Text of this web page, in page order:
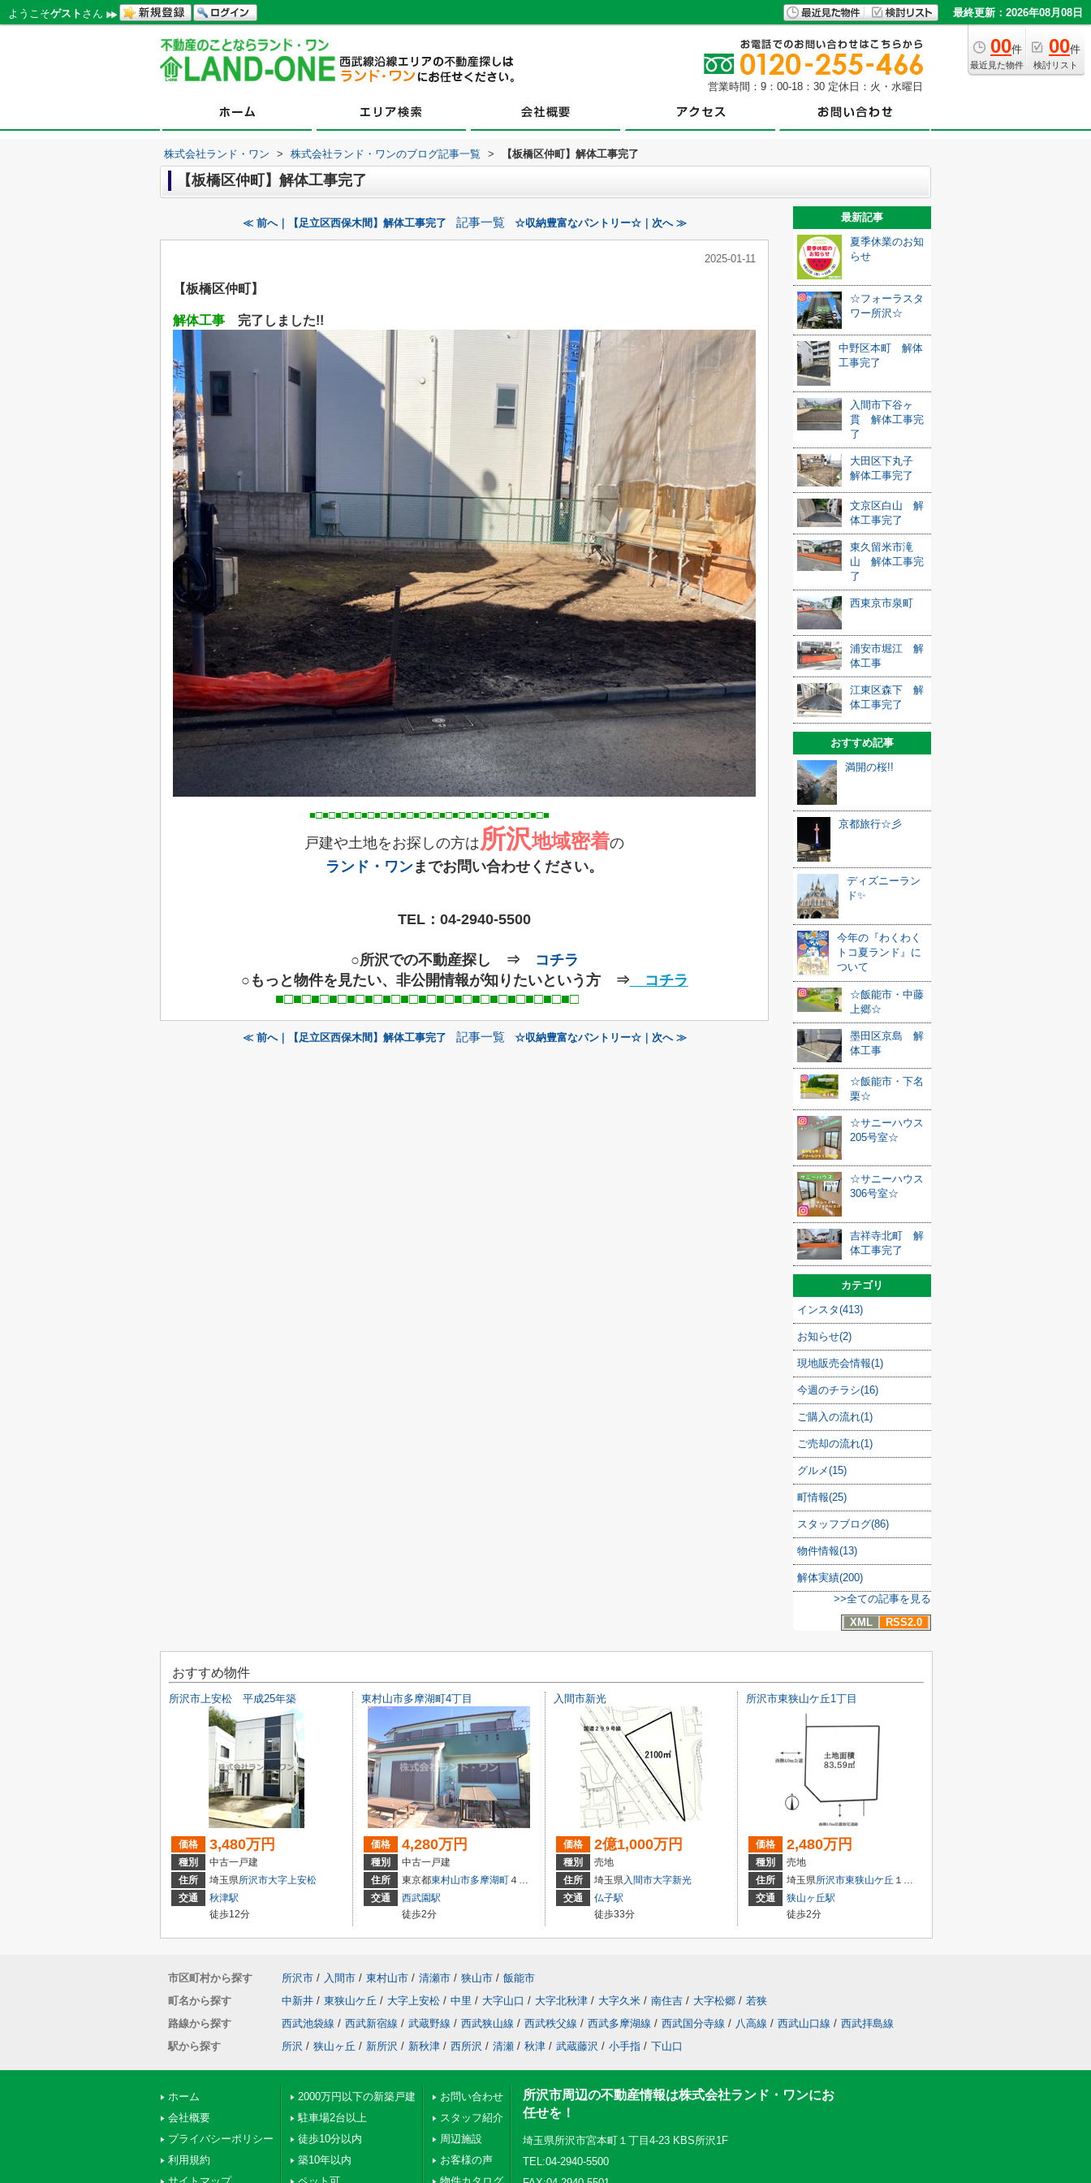
ようこそゲスト さん 最終更新：2026年08月08日
00件
最近見た物件
00件
検討リスト
営業時間：9：00-18：30 定休日：火・水曜日
株式会社ランド・ワン > 株式会社ランド・ワンのブログ記事一覧 > 【板橋区仲町】解体工事完了
【板橋区仲町】解体工事完了
≪ 前へ｜【足立区西保木間】解体工事完了 記事一覧 ☆収納豊富なパントリー☆｜次へ ≫
2025-01-11
【板橋区仲町】
解体工事 完了しました!!
■□■□■□■□■□■□■□■□■□■□■□■□■□■□■□■□■□■□■
戸建や土地をお探しの方は 所沢地域密着の
ランド・ワンまでお問い合わせください。
TEL： 04-2940-5500
○所沢での不動産探し ⇒
コチラ
○もっと物件を見たい、非公開情報が知りたいという方 ⇒
コチラ
■□■□■□■□■□■□■□■□■□■□■□■□■□■□■□■□■□
≪ 前へ｜【足立区西保木間】解体工事完了 記事一覧 ☆収納豊富なパントリー☆｜次へ ≫
最新記事
夏季休業のお知
らせ
☆フォーラスタ
ワー所沢☆
中野区本町 解体
工事完了
入間市下谷ヶ
貫 解体工事完
了
大田区下丸子
解体工事完了
文京区白山 解
体工事完了
東久留米市滝
山 解体工事完
了
西東京市泉町
浦安市堀江 解
体工事
江東区森下 解
体工事完了
おすすめ記事
満開の桜!!
京都旅行☆彡
ディズニーラン
ド✨
今年の『わくわく
トコ夏ランド』に
ついて
☆飯能市・中藤
上郷☆
墨田区京島 解
体工事
☆飯能市・下名
栗☆
☆サニーハウス
205号室☆
☆サニーハウス
306号室☆
吉祥寺北町 解
体工事完了
カテゴリ
インスタ(413)
お知らせ(2)
現地販売会情報(1)
今週のチラシ(16)
ご購入の流れ(1)
ご売却の流れ(1)
グルメ(15)
町情報(25)
スタッフブログ(86)
物件情報(13)
解体実績(200)
>>全ての記事を見る
XML
RSS2.0
おすすめ物件
所沢市上安松 平成25年築
価格 3,480万円
種別
中古一戸建
住所
埼玉県所沢市大字上安松
交通
秋津駅
徒歩12分
東村山市多摩湖町4丁目
価格 4,280万円
種別
中古一戸建
住所
東京都東村山市多摩湖町４丁目
交通
西武園駅
徒歩2分
入間市新光
価格 2億1,000万円
種別
売地
住所
埼玉県入間市大字新光
交通
仏子駅
徒歩33分
所沢市東狭山ケ丘1丁目
価格 2,480万円
種別
売地
住所
埼玉県所沢市東狭山ケ丘 １丁目
交通
狭山ヶ丘駅
徒歩2分
市区町村から探す 所沢市 / 入間市 / 東村山市 / 清瀬市 / 狭山市 / 飯能市
町名から探す
中新井 / 東狭山ケ丘 / 大字上安松 / 中里 / 大字山口 / 大字北秋津 / 大字久米 / 南住吉 / 大字松郷 / 若狭
路線から探す
西武池袋線 / 西武新宿線 / 武蔵野線 / 西武狭山線 / 西武秩父線 / 西武多摩湖線 / 西武国分寺線 / 八高線 / 西武山口線 / 西武拝島線
駅から探す
所沢 / 狭山ヶ丘 / 新所沢 / 新秋津 / 西所沢 / 清瀬 / 秋津 / 武蔵藤沢 / 小手指 / 下山口
ホーム
会社概要
プライバシーポリシー
利用規約
2000万円以下の新築戸建
駐車場2台以上
徒歩10分以内
築10年以内
お問い合わせ
スタッフ紹介
周辺施設
お客様の声
所沢市周辺の不動産情報は株式会社ランド・ワンにお
任せを！
埼玉県所沢市宮本町１丁目4-23 KBS所沢1F
TEL:04-2940-5500